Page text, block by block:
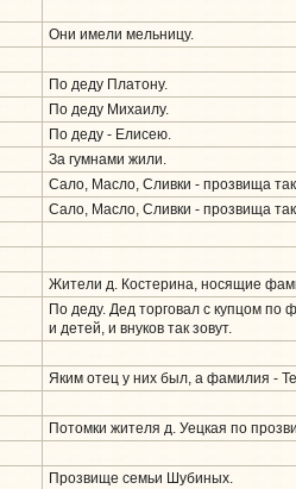
Они имели мельницу.
По деду Платону.
По деду Михаилу.
По деду - Елисею.
За гумнами жили.
Сало, Масло, Сливки - прозвища
Сало, Масло, Сливки - прозвища
Жители д. Костерина, носящие
По деду. Дед торговал с купцом по
и детей, и внуков так зовут.
Яким отец у них был, а фамилия -
Потомки жителя д. Уецкая по
Прозвище семьи Шубиных.